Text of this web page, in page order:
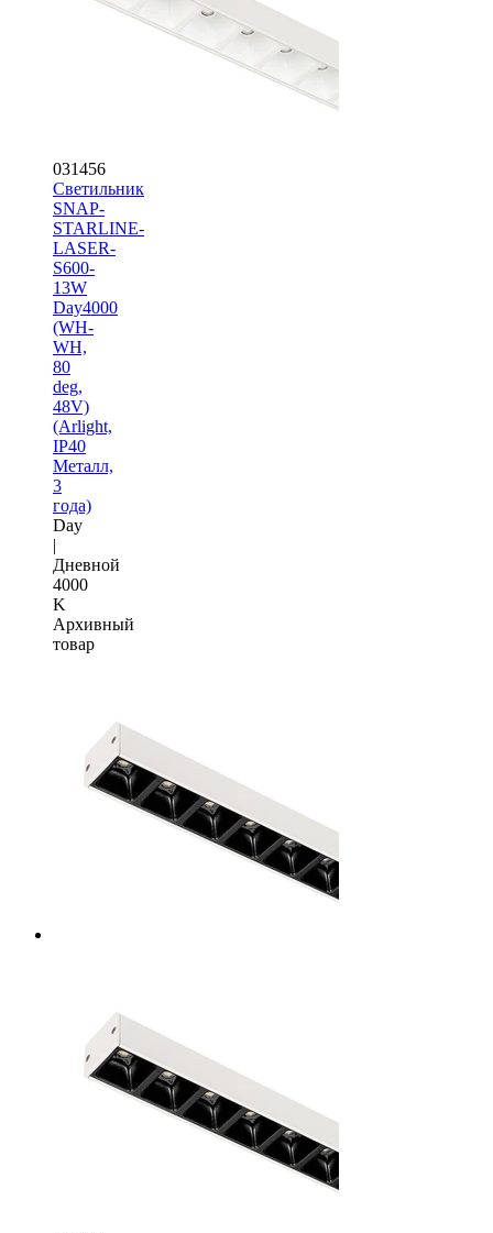
031456
Светильник
SNAP-
STARLINE-
LASER-
S600-
13W
Day4000
(WH-
WH,
80
deg,
48V)
(Arlight,
IP40
Металл,
3
года)
Day
|
Дневной
4000
K
Архивный
товар